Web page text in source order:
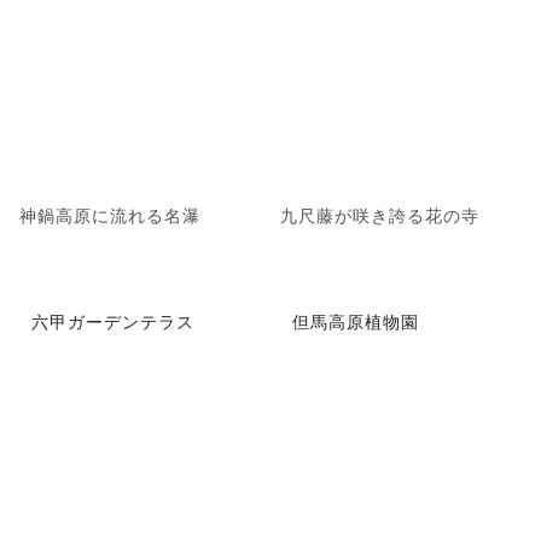
神鍋高原に流れる名瀑 九尺藤が咲き誇る花の寺
六甲ガーデンテラス 但馬高原植物園